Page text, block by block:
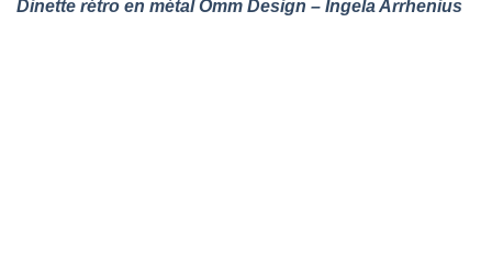
Dinette rétro en métal Omm Design – Ingela Arrhenius